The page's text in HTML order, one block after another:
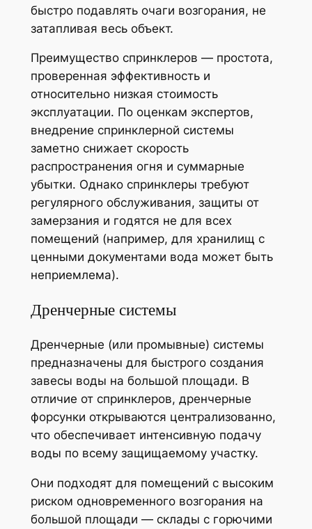
быстро подавлять очаги возгорания, не
затапливая весь объект.
Преимущество спринклеров — простота,
проверенная эффективность и
относительно низкая стоимость
эксплуатации. По оценкам экспертов,
внедрение спринклерной системы
заметно снижает скорость
распространения огня и суммарные
убытки. Однако спринклеры требуют
регулярного обслуживания, защиты от
замерзания и годятся не для всех
помещений (например, для хранилищ с
ценными документами вода может быть
неприемлема).
Дренчерные системы
Дренчерные (или промывные) системы
предназначены для быстрого создания
завесы воды на большой площади. В
отличие от спринклеров, дренчерные
форсунки открываются централизованно,
что обеспечивает интенсивную подачу
воды по всему защищаемому участку.
Они подходят для помещений с высоким
риском одновременного возгорания на
большой площади — склады с горючими